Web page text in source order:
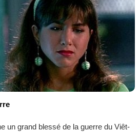
un grand blessé de la guerre du Viêt-